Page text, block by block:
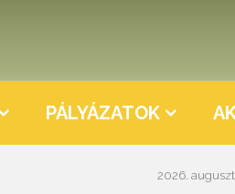
PÁLYÁZATOK
2026.